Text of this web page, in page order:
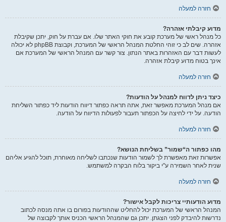
חזרה למעלה
מדוע קיבלתי אזהרה?
כל מנהל ראשי של מערכת קובע את חוקי האתר שלו. אם עברת על חוק, יתכן שקיבלת
אזהרה. שים לב כי זוהי החלטת המנהל הראשי של המערכת, וקבוצת phpBB לא יכולה
לעשות דבר עם האזהרות באתר הנתון. צור קשר עם המנהל הראשי של המערכת אם
אינך בטוח מדוע קיבלת אזהרה.
חזרה למעלה
כיצד ניתן לדווח למנהל על הודעות?
אם מנהל המערכת מאפשר זאת, אתה תראה כפתור דיווח הודעות ליד כפתור השליחת
הודעה. על ידי לחיצה על הכפתור תעבור לפעולות הדיווח על הודעה.
חזרה למעלה
מהו כפתור ה“שמור” בשליחת הנושא?
אפשרות זאת מאפשרת לך לשמור הודעות שנכתבו לשליחה מאוחרת, תוכל להגיע אליהם
שנית לאחר השמירה ע"י ביקור בלוח הבקרה למשתמש.
חזרה למעלה
מדוע הודעותיי צריכות לקבל אישור?
המנהל הראשי של המערכת יכול להחליט שההודעות בפורום בו אתה מנסה לכתוב
נדרשות להיבדק לפני הצגתן. יתכן גם שהמנהל הראשי הכניס אותך לקבוצה של